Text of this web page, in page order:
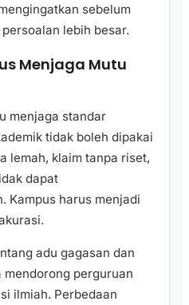
sebelum
lebih besar.
Menjaga Mutu
menjaga standar
tidak boleh dipakai
lemah, klaim tanpa riset,
dapat
Kampus harus menjadi
adu gagasan dan
perguruan
ilmiah. Perbedaan